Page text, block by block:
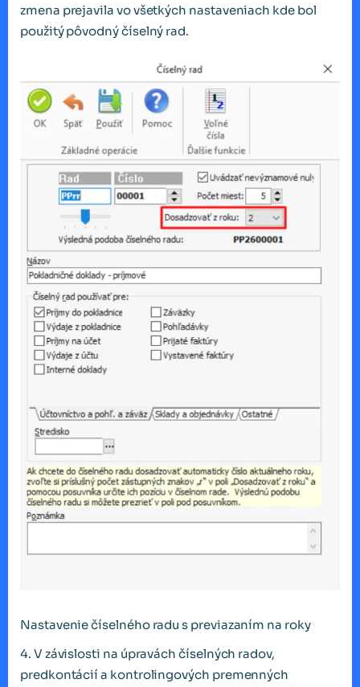
zmena prejavila vo všetkých nastaveniach kde bol
použitý pôvodný číselný rad.
Nastavenie číselného radu s previazaním na roky
4. V závislosti na úpravách číselných radov,
predkontácií a kontrolingových premenných